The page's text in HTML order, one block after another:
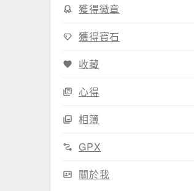
獲得徽章
獲得寶石
收藏
心得
相簿
GPX
關於我